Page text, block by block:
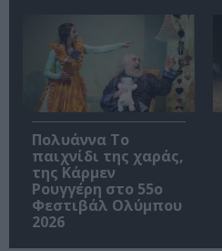
Πολυάννα Το
παιχνίδι της χαράς,
της Κάρμεν
Ρουγγέρη στο 55ο
Φεστιβάλ Ολύμπου
2026